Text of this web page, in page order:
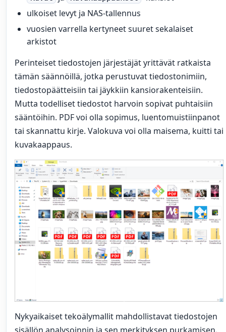
ulkoiset levyt ja NAS-tallennus
vuosien varrella kertyneet suuret sekalaiset
arkistot
Perinteiset tiedostojen järjestäjät yrittävät ratkaista
tämän säännöillä, jotka perustuvat tiedostonimiin,
tiedostopäätteisiin tai jäykkiin kansiorakenteisiin.
Mutta todelliset tiedostot harvoin sopivat puhtaisiin
sääntöihin. PDF voi olla sopimus, luentomuistiinpanot
tai skannattu kirje. Valokuva voi olla maisema, kuitti tai
kuvakaappaus.
Nykyaikaiset tekoälymallit mahdollistavat tiedostojen